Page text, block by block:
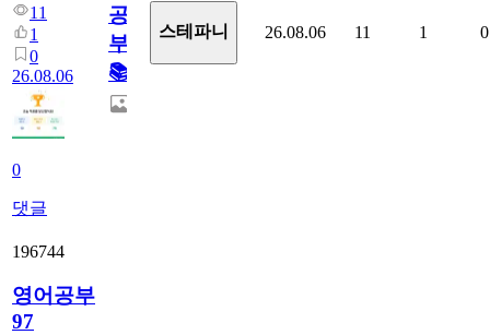
11
1
0
26.08.06
0
댓글
공
부!
📚
스테파니 26.08.06 11 1 0
196744
영어공부
97